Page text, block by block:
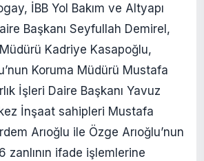
İBB Yol Bakım ve Altyapı
Başkanı Seyfullah Demirel,
Kadriye Kasapoğlu,
Koruma Müdürü Mustafa
İşleri Daire Başkanı Yavuz
İnşaat sahipleri Mustafa
Arıoğlu ile Özge Arıoğlu’nun
zanlının ifade işlemlerine